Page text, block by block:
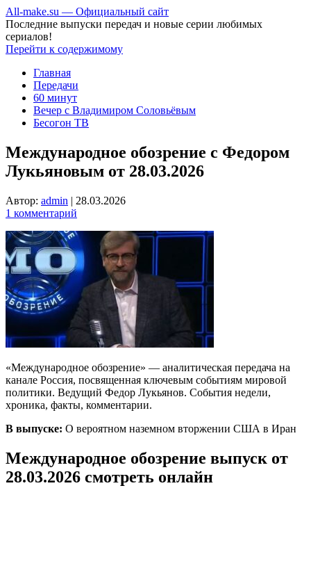
All-make.su — Официальный сайт
Последние выпуски передач и новые серии любимых
сериалов!
Перейти к содержимому
Главная
Передачи
60 минут
Вечер с Владимиром Соловьёвым
Бесогон ТВ
Международное обозрение с Федором
Лукьяновым от 28.03.2026
Автор: admin | 28.03.2026
1 комментарий
«Международное обозрение» — аналитическая передача на
канале Россия, посвященная ключевым событиям мировой
политики. Ведущий Федор Лукьянов. События недели,
хроника, факты, комментарии.
В выпуске: О вероятном наземном вторжении США в Иран
Международное обозрение выпуск от
28.03.2026 смотреть онлайн